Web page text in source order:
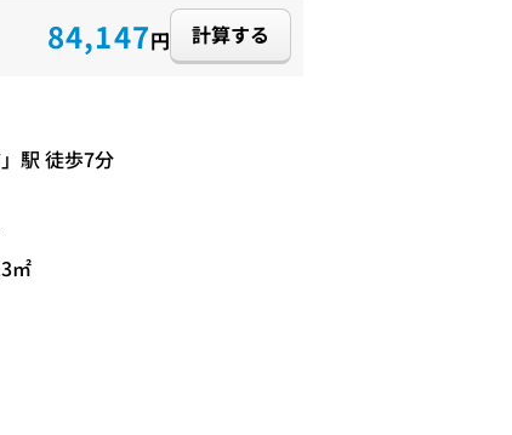
84,147円 計算する
」駅 徒歩7分
㎡